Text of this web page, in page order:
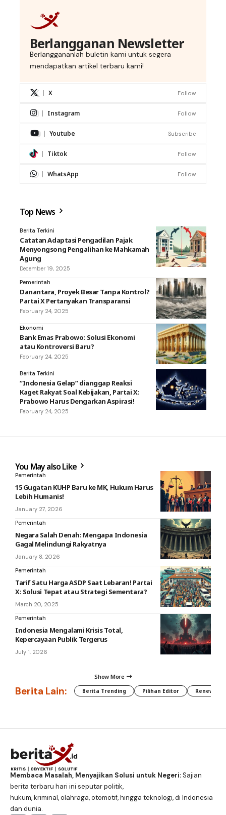
Berlangganan Newsletter
Berlanggananlah buletin kami untuk segera
mendapatkan artikel terbaru kami!
X Follow
Instagram Follow
Youtube Subscribe
Tiktok Follow
WhatsApp Follow
Top News
Berita Terkini
Catatan Adaptasi Pengadilan Pajak
Menyongsong Pengalihan ke Mahkamah
Agung
December 19, 2025
Pemerintah
Danantara, Proyek Besar Tanpa Kontrol?
Partai X Pertanyakan Transparansi
February 24, 2025
Ekonomi
Bank Emas Prabowo: Solusi Ekonomi
atau Kontroversi Baru?
February 24, 2025
Berita Terkini
“Indonesia Gelap” dianggap Reaksi
Kaget Rakyat Soal Kebijakan, Partai X:
Prabowo Harus Dengarkan Aspirasi!
February 24, 2025
You May also Like
Pemerintah
15 Gugatan KUHP Baru ke MK, Hukum Harus
Lebih Humanis!
January 27, 2026
Pemerintah
Negara Salah Denah: Mengapa Indonesia
Gagal Melindungi Rakyatnya
January 8, 2026
Pemerintah
Tarif Satu Harga ASDP Saat Lebaran! Partai
X: Solusi Tepat atau Strategi Sementara?
March 20, 2025
Pemerintah
Indonesia Mengalami Krisis Total,
Kepercayaan Publik Tergerus
July 1, 2026
Show More
Berita Lain: Berita Trending Pilihan Editor
Membaca Masalah, Menyajikan Solusi untuk Negeri:Sajian
berita terbaru hari ini seputar politik,
hukum, kriminal, olahraga, otomotif, hingga teknologi, di Indonesia
dan dunia.